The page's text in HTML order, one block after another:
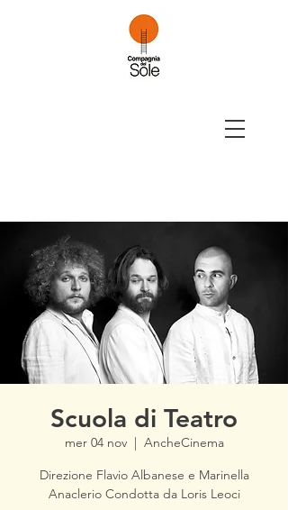
Scuola di Teatro
mer 04 nov
  |
AncheCinema
Direzione Flavio Albanese e Marinella
Anaclerio Condotta da Loris Leoci